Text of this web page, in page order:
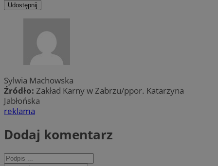
Udostępnij
Sylwia Machowska
Źródło: Zakład Karny w Zabrzu/ppor. Katarzyna
Jabłońska
reklama
Dodaj komentarz